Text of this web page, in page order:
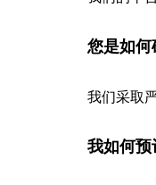
您是如何
我们采取
我如何预